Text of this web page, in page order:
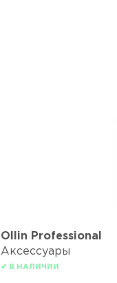
Ollin Professional
Аксессуары
✔ В НАЛИЧИИ